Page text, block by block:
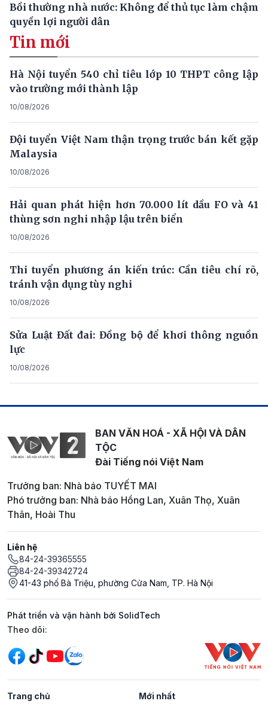
Bồi thường nhà nước: Không để thủ tục làm chậm
quyền lợi người dân
Tin mới
Hà Nội tuyển 540 chỉ tiêu lớp 10 THPT công lập
vào trường mới thành lập
10/08/2026
Đội tuyển Việt Nam thận trọng trước bán kết gặp
Malaysia
10/08/2026
Hải quan phát hiện hơn 70.000 lít dầu FO và 41
thùng sơn nghi nhập lậu trên biển
10/08/2026
Thi tuyển phương án kiến trúc: Cần tiêu chí rõ,
tránh vận dụng tùy nghi
10/08/2026
Sửa Luật Đất đai: Đồng bộ để khơi thông nguồn
lực
10/08/2026
BAN VĂN HOÁ - XÃ HỘI VÀ DÂN
TỘC
Đài Tiếng nói Việt Nam
Trưởng ban: Nhà báo TUYẾT MAI
Phó trưởng ban: Nhà báo Hồng Lan, Xuân Thọ, Xuân
Thân, Hoài Thu
Liên hệ
84-24-39365555
84-24-39342724
41-43 phố Bà Triệu, phường Cửa Nam, TP. Hà Nội
Phát triển và vận hành bởi SolidTech
Mạng xã hội
Theo dõi:
Trang chủ Mới nhất